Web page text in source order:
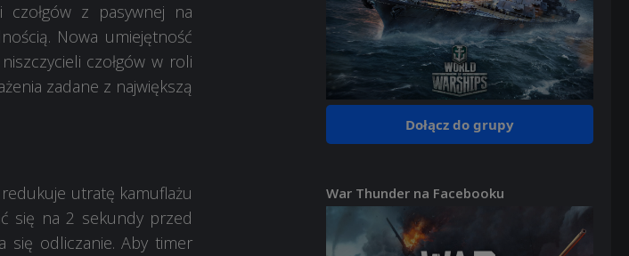
czołgów z pasywnej na
Nowa umiejętność
czołgów w roli
zadane z największą
redukuje utratę kamuflażu
się na 2 sekundy przed
się odliczanie. Aby timer
Dołącz do grupy
War Thunder na Facebooku